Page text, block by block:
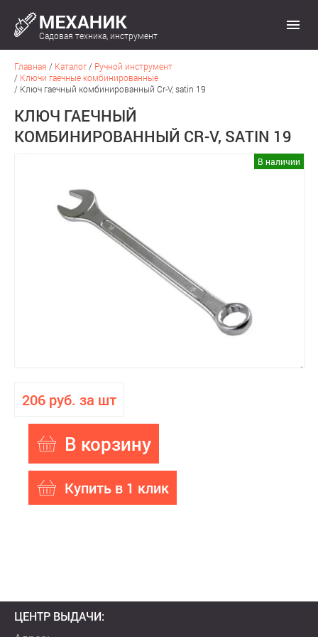
Садовая техника, инструмент
Главная / Каталог / Ручной инструмент
/ Ключи гаечные комбинированные
/ Ключ гаечный комбинированный Cr-V, satin 19
КЛЮЧ ГАЕЧНЫЙ
КОМБИНИРОВАННЫЙ CR-V, SATIN 19
В наличии
206 руб. за шт
В корзину
Купить в 1 клик
ЦЕНТР ВЫДАЧИ: